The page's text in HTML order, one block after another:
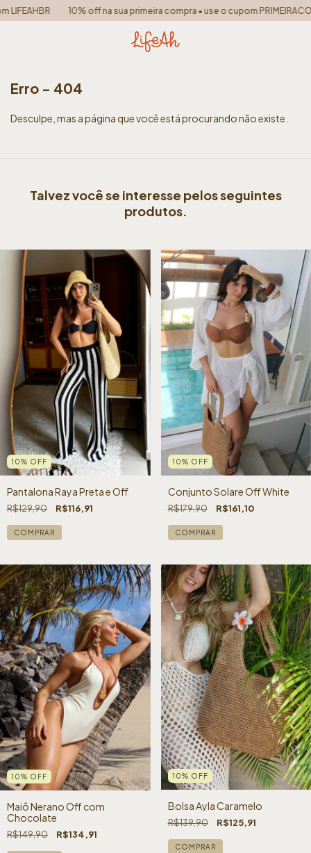
10% off na sua primeira compra • use o cupom
Erro - 404
Desculpe, mas a página que você está procurando não existe.
Talvez você se interesse pelos seguintes
produtos.
10% OFF
Pantalona Raya Preta e Off
R$129,90 R$116,91
COMPRAR
10% OFF
Conjunto Solare Off White
R$179,90 R$161,10
COMPRAR
10% OFF
Maiô Nerano Off com
Chocolate
R$149,90 R$134,91
10% OFF
Bolsa Ayla Caramelo
R$139,90 R$125,91